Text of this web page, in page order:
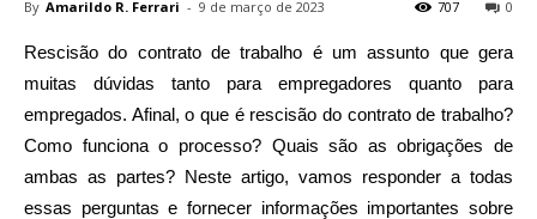
By Amarildo R. Ferrari - 9 de março de 2023 0
707
Rescisão do contrato de trabalho é um assunto que gera
muitas dúvidas tanto para empregadores quanto para
empregados. Afinal, o que é rescisão do contrato de trabalho?
Como funciona o processo? Quais são as obrigações de
ambas as partes? Neste artigo, vamos responder a todas
essas perguntas e fornecer informações importantes sobre